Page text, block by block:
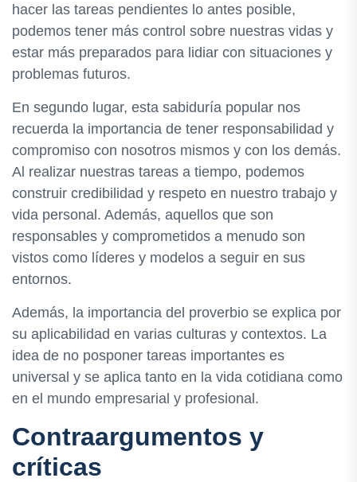
hacer las tareas pendientes lo antes posible,
podemos tener más control sobre nuestras vidas y
estar más preparados para lidiar con situaciones y
problemas futuros.
En segundo lugar, esta sabiduría popular nos
recuerda la importancia de tener responsabilidad y
compromiso con nosotros mismos y con los demás.
Al realizar nuestras tareas a tiempo, podemos
construir credibilidad y respeto en nuestro trabajo y
vida personal. Además, aquellos que son
responsables y comprometidos a menudo son
vistos como líderes y modelos a seguir en sus
entornos.
Además, la importancia del proverbio se explica por
su aplicabilidad en varias culturas y contextos. La
idea de no posponer tareas importantes es
universal y se aplica tanto en la vida cotidiana como
en el mundo empresarial y profesional.
Contraargumentos y
críticas